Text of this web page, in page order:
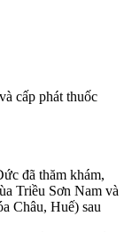
cấp phát thuốc
đã thăm khám,
Triều Sơn Nam và
Châu, Huế) sau